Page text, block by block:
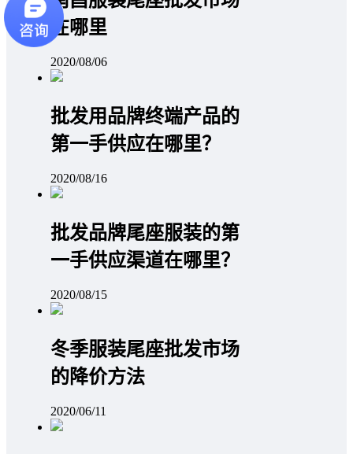
在哪里
2020/08/06
批发用品牌终端产品的
第一手供应在哪里？
2020/08/16
批发品牌尾座服装的第
一手供应渠道在哪里？
2020/08/15
冬季服装尾座批发市场
的降价方法
2020/06/11